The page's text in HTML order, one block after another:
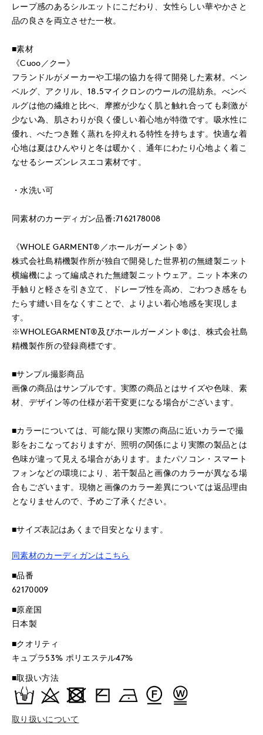
レープ感のあるシルエットにこだわり、女性らしい華やかさと
品の良さを両立させた一枚。
■素材
《Cuoo／クー》
フランドルがメーカーや工場の協力を得て開発した素材。ベン
ベルグ、アクリル、18.5マイクロンのウールの混紡糸。べンベ
ルグは他の繊維と比べ、摩擦が少なく肌と触れ合っても刺激が
少ない為、肌さわりが良く優しい着心地が特徴です。吸水性に
優れ、べたつき難く蒸れを抑えれる特性を持ちます。快適な着
心地は夏はひんやりと冬は暖かく、通年にわたり心地よく着こ
なせるシーズンレスエコ素材です。
・水洗い可
同素材のカーディガン品番:7162178008
《WHOLE GARMENT®／ホールガーメント®》
株式会社島精機製作所が独自で開発した世界初の無縫製ニット
横編機によって編成された無縫製ニットウェア。ニット本来の
手触りと軽さを引き立て、ドレープ性を高め、ごわつき感をも
たらす縫い目をなくすことで、よりよい着心地感を実現しま
す。
※WHOLEGARMENT®及びホールガーメント®は、株式会社島
精機製作所の登録商標です。
■サンプル撮影商品
画像の商品はサンプルです。実際の商品とはサイズや色味、素
材、デザイン等の仕様が若干変更になる場合がございます。
■カラーについては、可能な限り実際の商品に近いカラーで撮
影をおこなっておりますが、照明の関係により実際の製品とは
色味が違って見える場合があります。またパソコン・スマート
フォンなどの環境により、若干製品と画像のカラーが異なる場
合もございます。現物と画像のカラー差異については返品理由
となりませんので、予めご了承ください。
■サイズ表記はあくまで目安となります。
同素材のカーディガンはこちら
■品番
62170009
■原産国
日本製
■クオリティ
キュプラ53% ポリエステル47%
■取扱い方法
取り扱いについて